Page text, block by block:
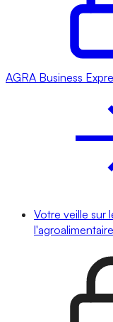
AGRA Business
Votre veille sur
l'agroalimentaire